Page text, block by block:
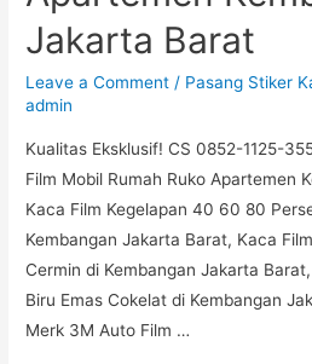
Kaca
Mobil
Ruko
Apartemen
Joglo
Jakarta
Barat
Jakarta Barat
Leave a Comment / Pasang Stiker
admin
Kualitas Eksklusif! CS 0852-1125-
Film Mobil Rumah Ruko Apartemen
Kaca Film Kegelapan 40 60 80
Kembangan Jakarta Barat, Kaca
Cermin di Kembangan Jakarta
Biru Emas Cokelat di Kembangan
Merk 3M Auto Film …